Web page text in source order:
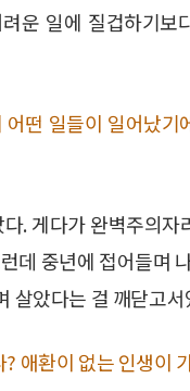
운 일에 질겁하기
떤 일들이 일어났
. 게다가 완벽주의
데 중년에 접어들며
살았다는 걸 깨닫고서
애환이 없는 인생이